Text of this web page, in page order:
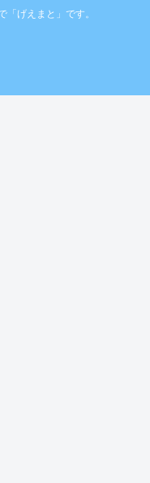
げえまと」です。